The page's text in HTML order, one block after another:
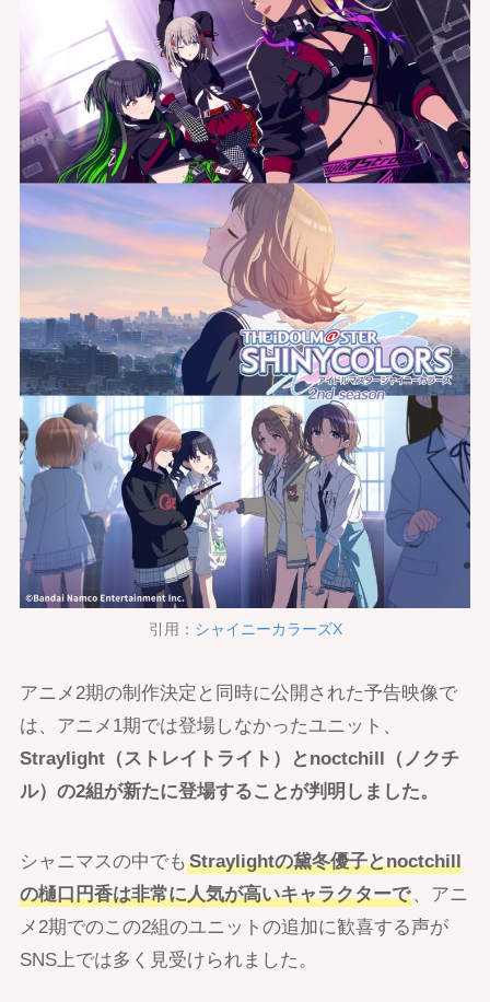
引用： シャイニーカラーズX
アニメ2期の制作決定と同時に公開された予告映像で
は、アニメ1期では登場しなかったユニット、
Straylight（ストレイトライト）とnoctchill（ノクチ
ル）の2組が新たに登場することが判明しました。
シャニマスの中でも Straylightの黛冬優子とnoctchill
の樋口円香は非常に人気が高いキャラクターで、アニ
メ2期でのこの2組のユニットの追加に歓喜する声が
SNS上では多く見受けられました。